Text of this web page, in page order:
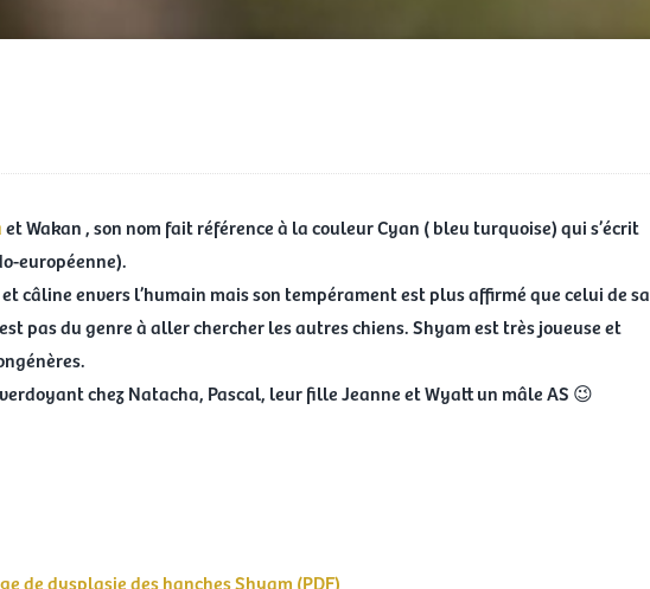
et Wakan , son nom fait référence à la couleur Cyan ( bleu turquoise) qui s’écrit
européenne).
câline envers l’humain mais son tempérament est plus affirmé que celui de sa
pas du genre à aller chercher les autres chiens. Shyam est très joueuse et
chez Natacha, Pascal, leur fille Jeanne et Wyatt un mâle AS 😉
de dysplasie des hanches Shyam (PDF)